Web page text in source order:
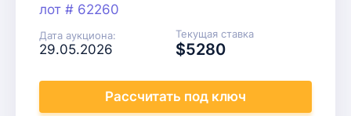
лот # 62260
Дата аукциона:
29.05.2026
Текущая ставка
$5280
Рассчитать под ключ